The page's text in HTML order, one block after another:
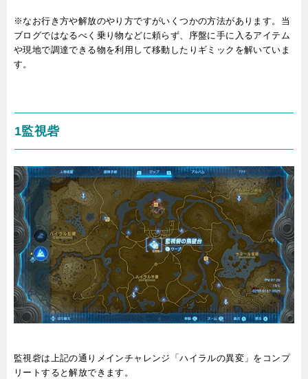
※なお行き方や解放のやり方ですがいくつかの方法があります。当
ブログではなるべく乗り物などに頼らず、序盤に手に入るアイテム
や現地で調達できる物を利用して移動したりギミックを解いていま
す。
1監視砦
監視砦は上記の通りメインチャレンジ「ハイラルの異変」をコンプ
リートすると解放できます。